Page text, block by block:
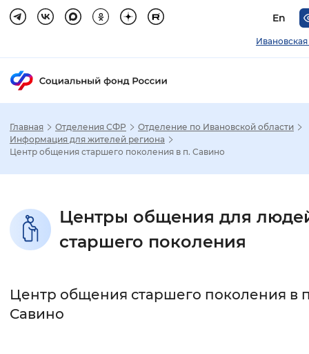
En
Настройка режима отображения
Размер шрифта
Стандартный
Без засечек С засечками
Главная Отделения СФР
Отделение по Ивановской области
Информация для жителей региона
Центр общения старшего поколения в п. Савино
Центры общения для
старшего поколения
Центр общения старшего поколения в
Савино